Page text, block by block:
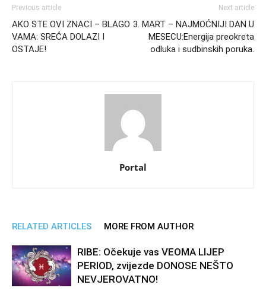
Previous article
AKO STE OVI ZNACI – BLAGO
VAMA: SREĆA DOLAZI I
OSTAJЕ!
Next article
3. MART – NAJMOĆNIJI DAN U
MESECU:Energija preokreta
odluka i sudbinskih poruka.
Portal
RELATED ARTICLES MORE FROM AUTHOR
RIBE: Očekuje vas VEOMA LIJEP
PERIOD, zvijezde DONOSE NEŠTO
NEVJEROVATNO!